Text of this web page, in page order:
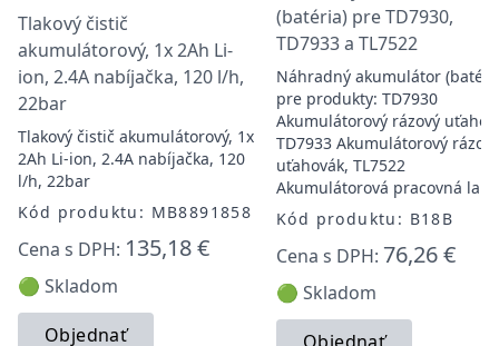
Tlakový čistič
akumulátorový, 1x 2Ah Li-
ion, 2.4A nabíjačka, 120 l/h,
22bar
Tlakový čistič akumulátorový, 1x
2Ah Li-ion, 2.4A nabíjačka, 120
l/h, 22bar
Kód produktu: MB8891858
Cena s DPH: 135,18 €
🟢 Skladom
Objednať
(batéria) pre TD7930,
TD7933 a TL7522
Náhradný akumulátor
pre produkty: TD7930
Akumulátorový rázový
TD7933 Akumulátorový rázový
uťahovák, TL7522
Akumulátorová pracovná
Kód produktu: B18B
Cena s DPH: 76,26 €
🟢 Skladom